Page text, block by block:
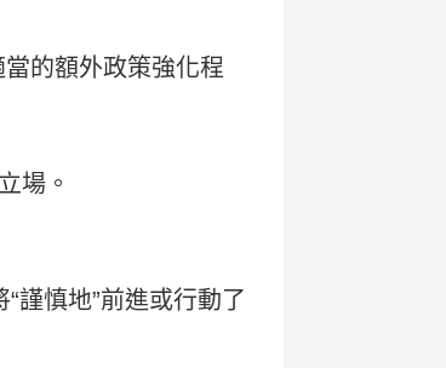
的額外政策強化程
場。
謹慎地”前進或行動了